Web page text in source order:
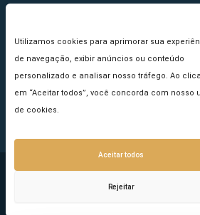
Utilizamos cookies para aprimorar sua
de navegação, exibir anúncios ou conteúdo
personalizado e analisar nosso tráfego. Ao
em “Aceitar todos”, você concorda com nosso
de cookies.
Aceitar todos
Rejeitar